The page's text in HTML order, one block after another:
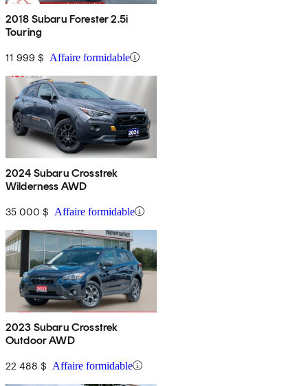
2018 Subaru Forester 2.5i
Touring
11 999 $ Affaire formidable
2024 Subaru Crosstrek
Wilderness AWD
35 000 $ Affaire formidable
2023 Subaru Crosstrek
Outdoor AWD
22 488 $ Affaire formidable